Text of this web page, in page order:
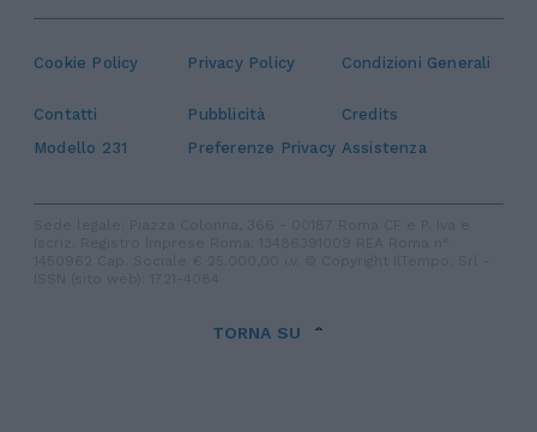
Cookie Policy Privacy Policy Condizioni Generali
Contatti Pubblicità
Credits
Modello 231
Preferenze Privacy Assistenza
TORNA SU